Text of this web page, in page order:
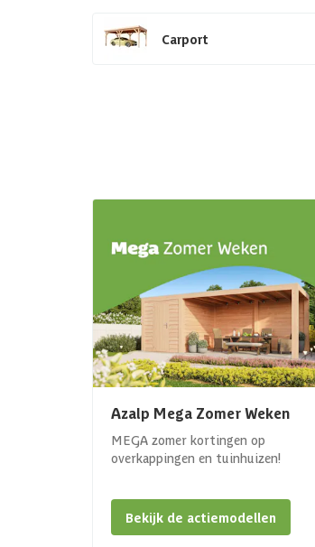
Carport
Azalp Mega Zomer Weken
MEGA zomer kortingen op
overkappingen en tuinhuizen!
Bekijk de actiemodellen